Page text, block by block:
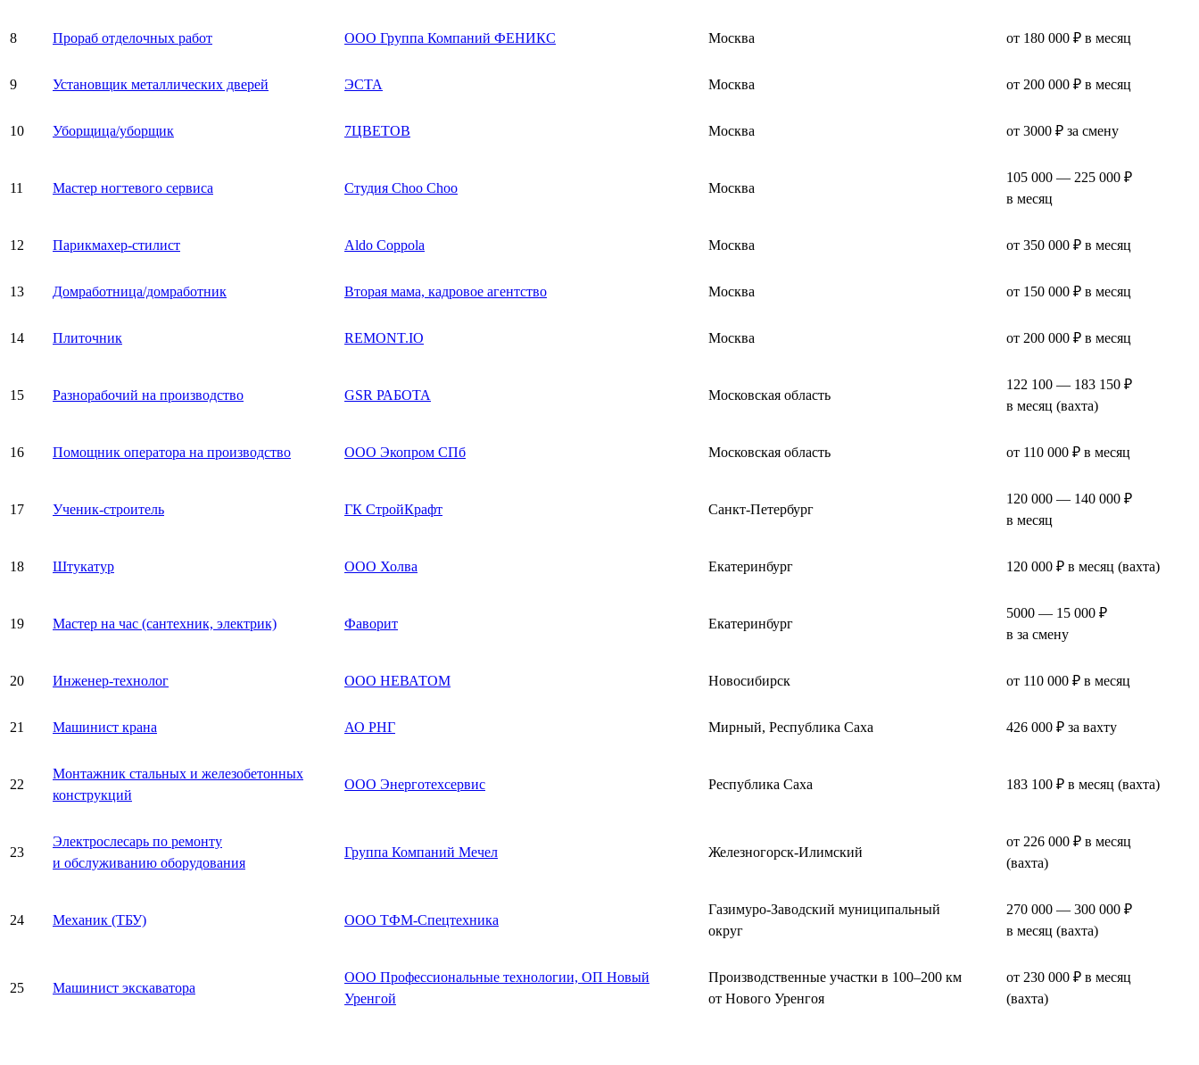
8 Прораб отделочных работ ООО Группа Компаний ФЕНИКС Москва от 180 000 ₽ в месяц
9 Установщик металлических дверей ЭСТА Москва от 200 000 ₽ в месяц
10 Уборщица/уборщик 7ЦВЕТОВ Москва от 3000 ₽ за смену
11 Мастер ногтевого сервиса Студия Choo Choo Москва
105 000 — 225 000 ₽
в месяц
12 Парикмахер-стилист Aldo Coppola Москва от 350 000 ₽ в месяц
13 Домработница/домработник Вторая мама, кадровое агентство Москва от 150 000 ₽ в месяц
14 Плиточник REMONT.IO Москва от 200 000 ₽ в месяц
15 Разнорабочий на производство GSR РАБОТА Московская область
122 100 — 183 150 ₽
в месяц (вахта)
16 Помощник оператора на производство ООО Экопром СПб Московская область от 110 000 ₽ в месяц
17 Ученик-строитель ГК СтройКрафт Санкт-Петербург
120 000 — 140 000 ₽
в месяц
18 Штукатур ООО Холва Екатеринбург 120 000 ₽ в месяц (вахта)
19 Мастер на час (сантехник, электрик) Фаворит Екатеринбург
5000 — 15 000 ₽
в за смену
20 Инженер-технолог ООО НЕВАТОМ Новосибирск от 110 000 ₽ в месяц
21 Машинист крана АО РНГ Мирный, Республика Саха 426 000 ₽ за вахту
22
Монтажник стальных и железобетонных
конструкций
ООО Энерготехсервис Республика Саха 183 100 ₽ в месяц (вахта)
23
Электрослесарь по ремонту
и обслуживанию оборудования
Группа Компаний Мечел Железногорск-Илимский
от 226 000 ₽ в месяц
(вахта)
24 Механик (ТБУ) ООО ТФМ-Спецтехника
Газимуро-Заводский муниципальный
округ
270 000 — 300 000 ₽
в месяц (вахта)
25 Машинист экскаватора
ООО Профессиональные технологии, ОП Новый
Уренгой
Производственные участки в 100–200 км
от Нового Уренгоя
от 230 000 ₽ в месяц
(вахта)